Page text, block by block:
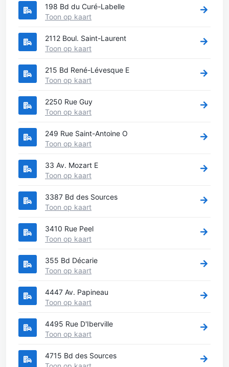
198 Bd du Curé-Labelle
Toon op kaart
2112 Boul. Saint-Laurent
Toon op kaart
215 Bd René-Lévesque E
Toon op kaart
2250 Rue Guy
Toon op kaart
249 Rue Saint-Antoine O
Toon op kaart
33 Av. Mozart E
Toon op kaart
3387 Bd des Sources
Toon op kaart
3410 Rue Peel
Toon op kaart
355 Bd Décarie
Toon op kaart
4447 Av. Papineau
Toon op kaart
4495 Rue D'Iberville
Toon op kaart
4715 Bd des Sources